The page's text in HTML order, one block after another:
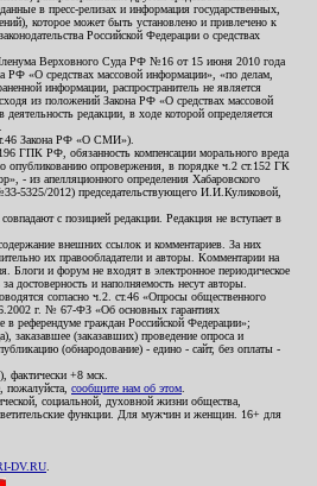
в пресс-релизах и информация государственных,
которое может быть установлено и привлечено к
Российской Федерации о средствах
Верховного Суда РФ №16 от 15 июня 2010 года
РФ «О средствах массовой информации», «по делам,
информации, распространитель не является
из положений Закона РФ «О средствах массовой
редакции, в ходе которой определяется
Закона РФ «О СМИ»).
ГПК РФ, обязанность компенсации морального вреда
опубликованию опровержения, в порядке ч.2 ст.152 ГК
- из апелляционного определения Хабаровского
5325/2012) председательствующего И.И.Куликовой,
с позицией редакции. Редакция не вступает в
содержание внешних ссылок и комментариев. За них
их правообладатели и авторы. Комментарии на
Блоги и форум не входят в электронное периодическое
достоверность и наполняемость несут авторы.
согласно ч.2. ст.46 «Опросы общественного
г. № 67-ФЗ «Об основных гарантиях
в референдуме граждан Российской Федерации»;
заказавшее (заказавших) проведение опроса и
(обнародование) - едино - сайт, без оплаты -
фактически +8 мск.
сообщите нам об этом
социальной, духовной жизни общества,
функции. Для мужчин и женщин. 16+ для
DV.RU